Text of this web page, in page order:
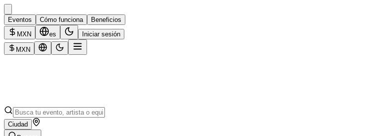
Eventos Cómo funciona
Beneficios
MXN
es Iniciar sesión
MXN
Ciudad